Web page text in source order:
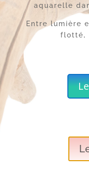
aquarelle
Entre lumière
flotté,